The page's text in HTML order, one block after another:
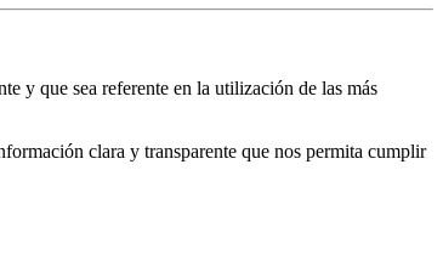
y que sea referente en la utilización de las más
clara y transparente que nos permita cumplir